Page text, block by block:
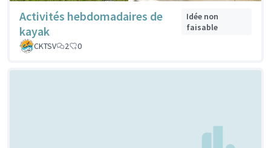
Activités hebdomadaires de
kayak
Idée non
faisable
CKTSV
2 0